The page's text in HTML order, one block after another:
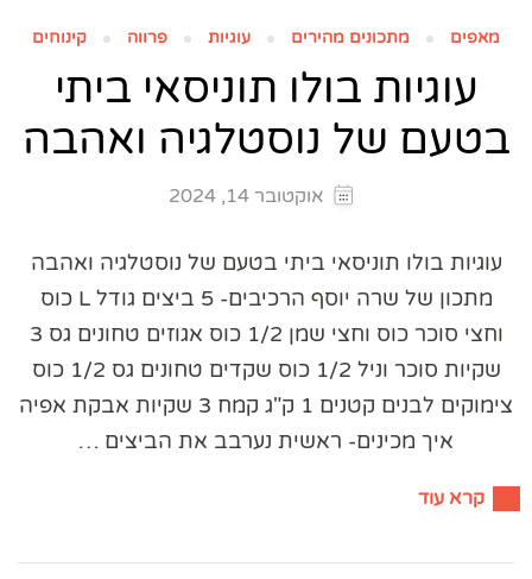
מאפים מתכונים מהירים עוגיות פרווה קינוחים
עוגיות בולו תוניסאי ביתי
בטעם של נוסטלגיה ואהבה
אוקטובר 14, 2024
עוגיות בולו תוניסאי ביתי בטעם של נוסטלגיה ואהבה
מתכון של שרה יוסף הרכיבים- 5 ביצים גודל L כוס
וחצי סוכר כוס וחצי שמן 1/2 כוס אגוזים טחונים גס 3
שקיות סוכר וניל 1/2 כוס שקדים טחונים גס 1/2 כוס
צימוקים לבנים קטנים 1 ק"ג קמח 3 שקיות אבקת אפיה
איך מכינים- ראשית נערבב את הביצים …
קרא עוד